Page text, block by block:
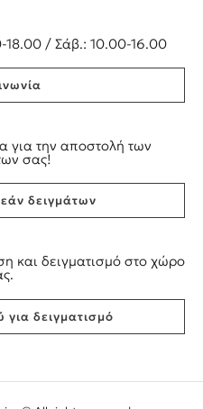
/ Σάβ.: 10.00-16.00
για την αποστολή των
σας!
δειγμάτων
και δειγματισμό στο χώρο
δειγματισμό